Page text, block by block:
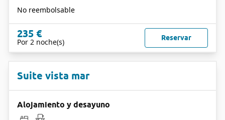
No reembolsable
235 €
Por 2 noche(s) Reservar
Suite vista mar
Alojamiento y desayuno